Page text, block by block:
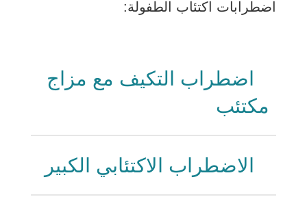
اضطرابات اكتئاب الطفولة:
اضطراب التكيف مع مزاج
مكتئب
الاضطراب الاكتئابي الكبير